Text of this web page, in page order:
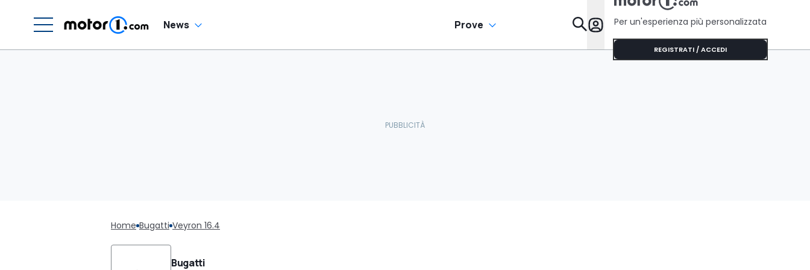
News Prove Da Sapere
Per un'esperienza più personalizzata
REGISTRATI / ACCEDI
Home Bugatti Veyron 16.4
Bugatti